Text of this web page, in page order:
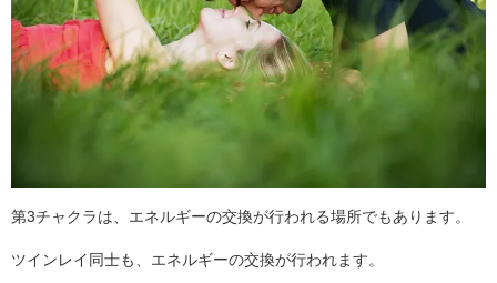
第3チャクラは、エネルギーの交換が行われる場所でもあります。
ツインレイ同士も、エネルギーの交換が行われます。